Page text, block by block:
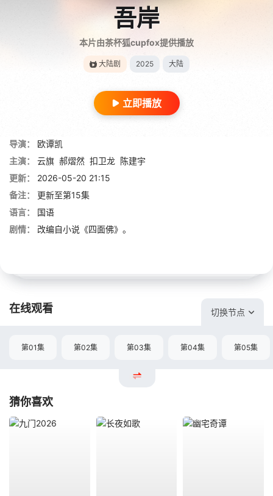
吾岸
本片由茶杯狐cupfox提供播放
大陆剧 2025 大陆
立即播放
导演：
欧谭凯
主演：
云旗 郝熠然 扣卫龙 陈建宇
更新：
2026-05-20 21:15
备注：
更新至第15集
语言：
国语
剧情：
改编自小说《四面佛》。
在线观看 切换节点
第01集 第02集 第03集 第04集 第05集
猜你喜欢